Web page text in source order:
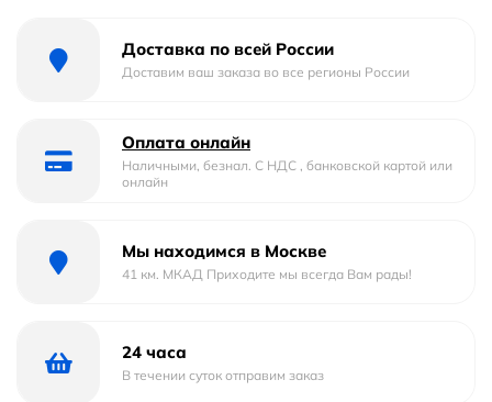
Смеситель (внешняя часть).
Доставка по всей России
Доставим ваш заказа во все регионы России
Оплата онлайн
Наличными, безнал. С НДС , банковской картой или
онлайн
Мы находимся в Москве
41 км. МКАД Приходите мы всегда Вам рады!
24 часа
В течении суток отправим заказ